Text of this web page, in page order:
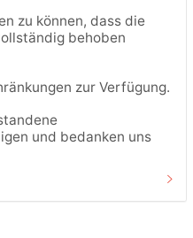
zu können, dass die
behoben
zur Verfügung.
und bedanken uns